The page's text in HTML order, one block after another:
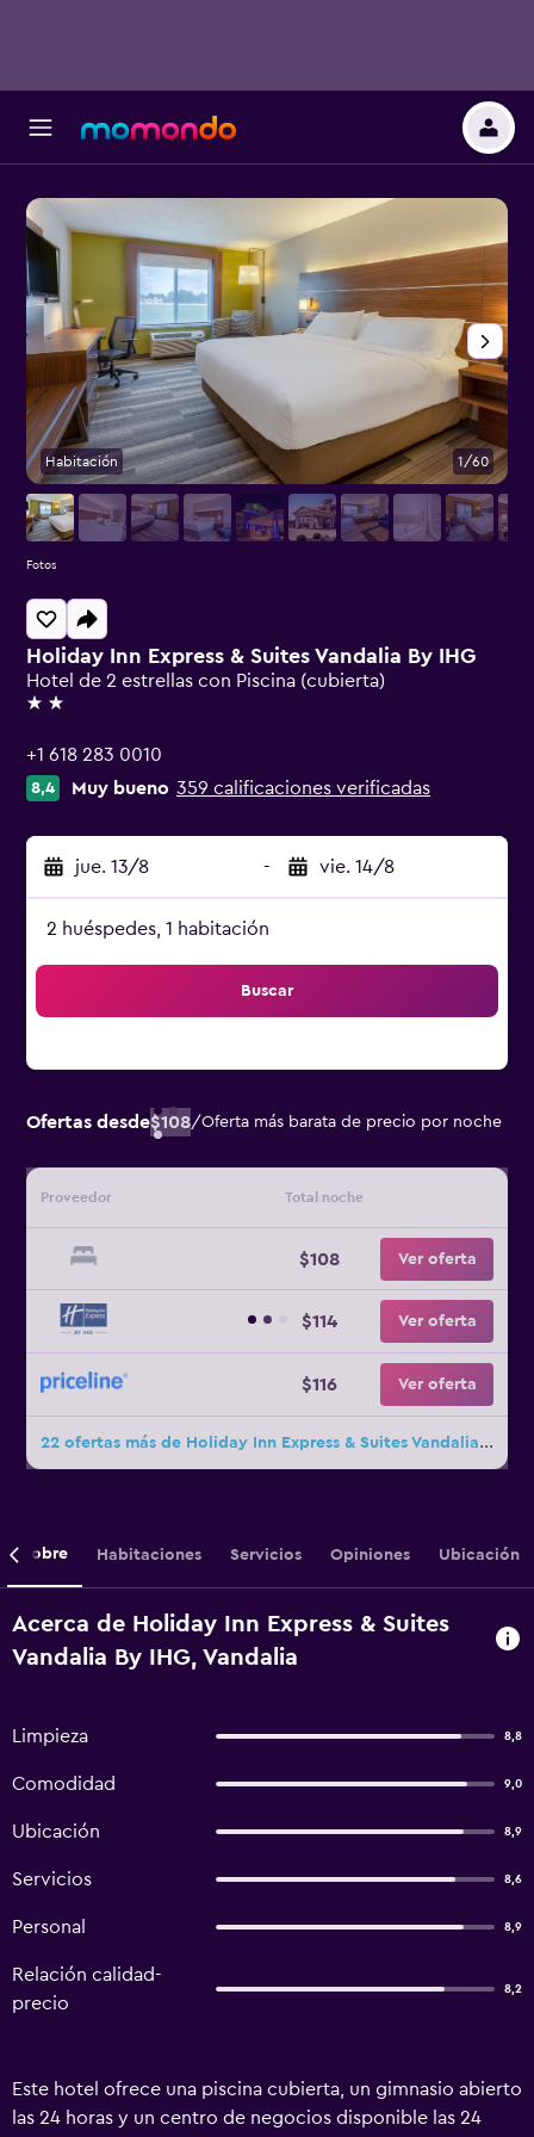
Holiday Inn Express & Suites Vandalia By IHG
Hotel de 2 estrellas con Piscina (cubierta)
2 estrellas
+1 618 283 0010
8,4 Muy bueno 359 calificaciones verificadas
jue. 13/8 - vie. 14/8
2 huéspedes, 1 habitación
Buscar
Ofertas desde$108/Oferta más barata de precio por noche
Proveedor Total noche
$108 Ver oferta
$114 Ver oferta
$116 Ver oferta
22 ofertas más de Holiday Inn Express & Suites Vandalia By IHG
Habitación 1/60
Fotos
Sobre Habitaciones Servicios Opiniones Ubicación
Acerca de Holiday Inn Express & Suites
Vandalia By IHG, Vandalia
Limpieza 8,8
Comodidad 9,0
Ubicación 8,9
Servicios 8,6
Personal 8,9
Relación calidad-
precio
8,2
Este hotel ofrece una piscina cubierta, un gimnasio abierto
las 24 horas y un centro de negocios disponible las 24